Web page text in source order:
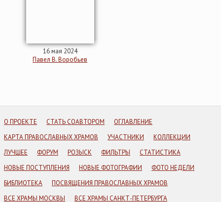
16 мая 2024
Павел В. Воробьев
О ПРОЕКТЕ СТАТЬ СОАВТОРОМ
ОГЛАВЛЕНИЕ
КАРТА ПРАВОСЛАВНЫХ ХРАМОВ
УЧАСТНИКИ
КОЛЛЕКЦИИ
ЛУЧШЕЕ
ФОРУМ РОЗЫСК ФИЛЬТРЫ
СТАТИСТИКА
НОВЫЕ ПОСТУПЛЕНИЯ
НОВЫЕ ФОТОГРАФИИ
ФОТО НЕДЕЛИ
БИБЛИОТЕКА
ПОСВЯЩЕНИЯ ПРАВОСЛАВНЫХ ХРАМОВ
ВСЕ ХРАМЫ МОСКВЫ
ВСЕ ХРАМЫ САНКТ-ПЕТЕРБУРГА